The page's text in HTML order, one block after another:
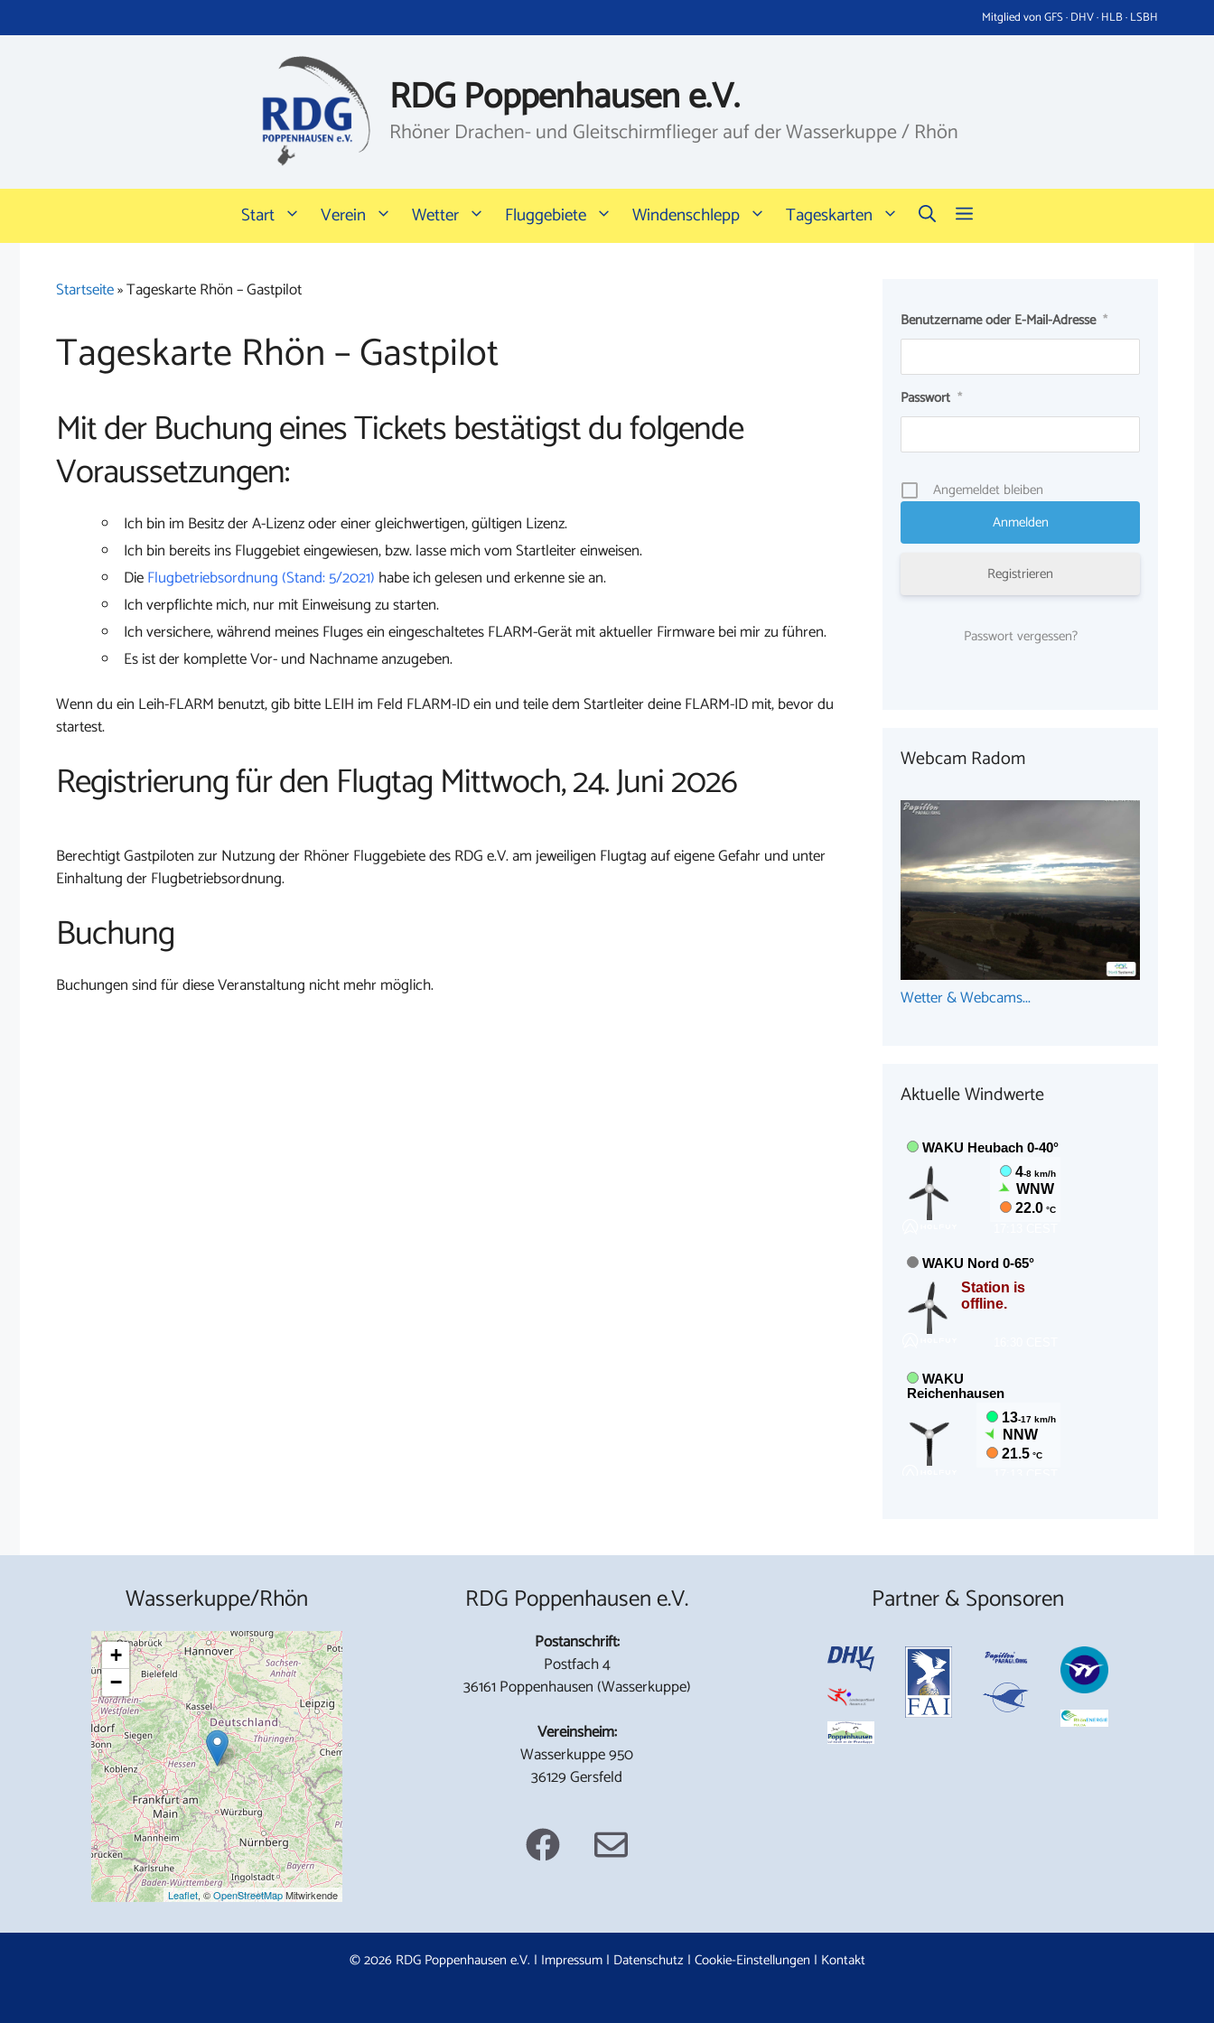
Inhalt
Mitglied von GFS · DHV · HLB · LSBH
RDG Poppenhausen e.V.
Rhöner Drachen- und Gleitschirmflieger auf der Wasserkuppe / Rhön
Start Verein Wetter Fluggebiete Windenschlepp Tageskarten
Startseite»Tageskarte Rhön – Gastpilot
Tageskarte Rhön – Gastpilot
Mit der Buchung eines Tickets bestätigst du folgende
Voraussetzungen:
Ich bin im Besitz der A-Lizenz oder einer gleichwertigen, gültigen Lizenz.
Ich bin bereits ins Fluggebiet eingewiesen, bzw. lasse mich vom Startleiter einweisen.
DieFlugbetriebsordnung (Stand: 5/2021) habe ich gelesen und erkenne sie an.
Ich verpflichte mich, nur mit Einweisung zu starten.
Ich versichere, während meines Fluges ein eingeschaltetes FLARM-Gerät mit aktueller Firmware bei mir zu führen.
Es ist der komplette Vor- und Nachname anzugeben.
Wenn du ein Leih-FLARM benutzt, gib bitte LEIH im Feld FLARM-ID ein und teile dem Startleiter deine FLARM-ID mit, bevor du
startest.
Registrierung für den Flugtag Mittwoch, 24. Juni 2026
Berechtigt Gastpiloten zur Nutzung der Rhöner Fluggebiete des RDG e.V. am jeweiligen Flugtag auf eigene Gefahr und unter
Einhaltung der Flugbetriebsordnung.
Buchung
Buchungen sind für diese Veranstaltung nicht mehr möglich.
Benutzername oder E-Mail-Adresse *
Passwort *
Angemeldet bleiben
Registrieren
Passwort vergessen?
Webcam Radom
Wetter & Webcams...
Aktuelle Windwerte
Wasserkuppe/Rhön
+
−
Leaflet, ©OpenStreetMapMitwirkende
RDG Poppenhausen e.V.
Postanschrift:
Postfach 4
36161 Poppenhausen (Wasserkuppe)
Vereinsheim:
Wasserkuppe 950
36129 Gersfeld
Partner & Sponsoren
© 2026 RDG Poppenhausen e.V. | Impressum| Datenschutz | Cookie-Einstellungen | Kontakt